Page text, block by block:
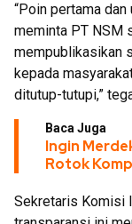
“Poin pertama
meminta PT NSM
mempublikasikan
kepada
ditutup-tutupi,”
Baca Juga
Ingin
Rotok
Sekretaris Komisi